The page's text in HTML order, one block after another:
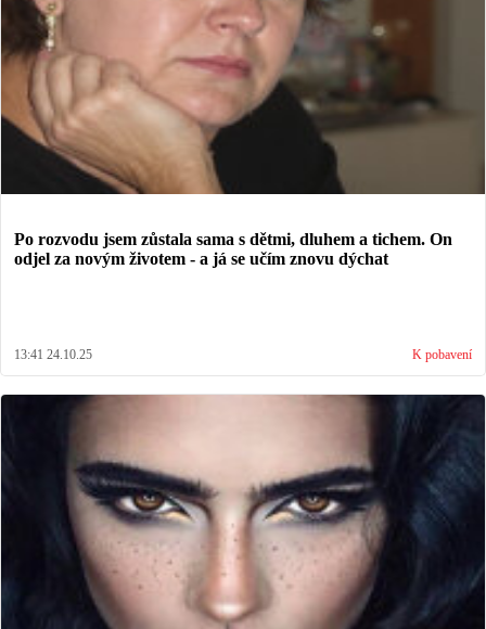
Po rozvodu jsem zůstala sama s dětmi, dluhem a tichem. On
odjel za novým životem - a já se učím znovu dýchat
13:41 24.10.25 K pobavení